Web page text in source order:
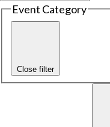
Event Category
Close filter